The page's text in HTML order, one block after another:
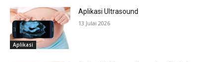
Aplikasi
Aplikasi Ultrasound
13 Julai 2026